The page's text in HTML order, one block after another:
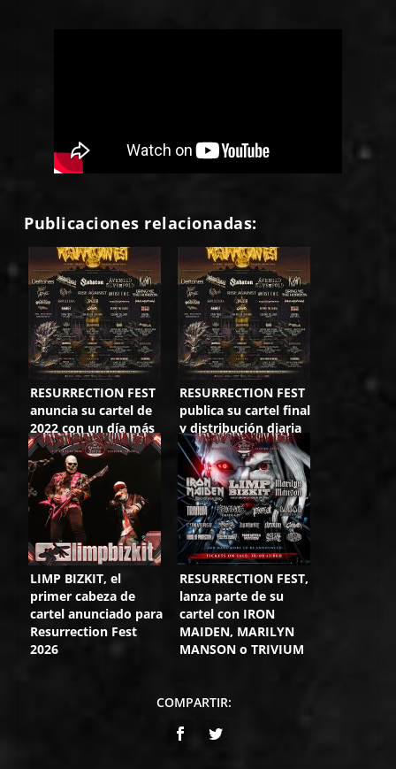
Publicaciones relacionadas:
RESURRECTION FEST
anuncia su cartel de
2022 con un día más
RESURRECTION FEST
publica su cartel final
y distribución diaria
LIMP BIZKIT, el
primer cabeza de
cartel anunciado para
Resurrection Fest
2026
RESURRECTION FEST,
lanza parte de su
cartel con IRON
MAIDEN, MARILYN
MANSON o TRIVIUM
COMPARTIR: